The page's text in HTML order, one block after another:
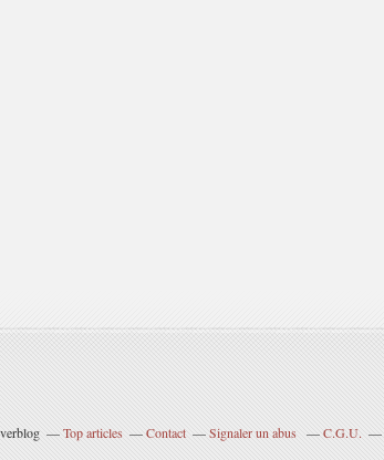
Top articles Contact Signaler un abus C.G.U.